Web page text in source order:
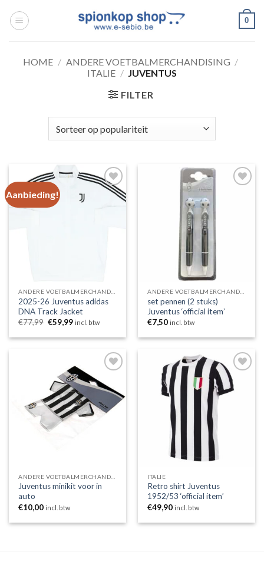
naar
0
HOME / ANDERE VOETBALMERCHANDISING /
ITALIE / JUVENTUS
FILTER
Aanbieding!
Toevoegen
2025-26 Juventus adidas
DNA Track Jacket
€77,99 Oorspronkelijke
was:
€59,99Huidige
is:
incl. btw
set pennen (2 stuks)
Juventus ‘official item’
€7,50 incl. btw
Toevoegen
aan
wenslijst
Juventus minikit voor in
auto
€10,00 incl. btw
Toevoegen
aan
wenslijst
ITALIE
Retro shirt Juventus
1952/53 ‘official item’
€49,90 incl. btw